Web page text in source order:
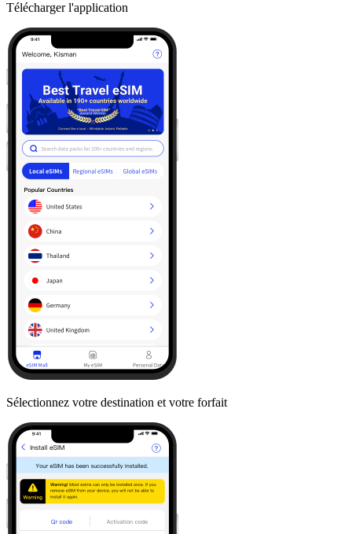
Télécharger l'application
Sélectionnez votre destination et votre forfait